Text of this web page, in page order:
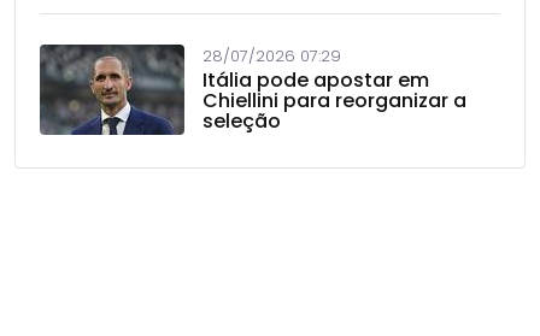
28/07/2026 07:29
Itália pode apostar em
Chiellini para reorganizar a
seleção